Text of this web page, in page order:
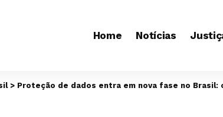
Home Notícias
> Proteção de dados entra em nova fase no Brasil: